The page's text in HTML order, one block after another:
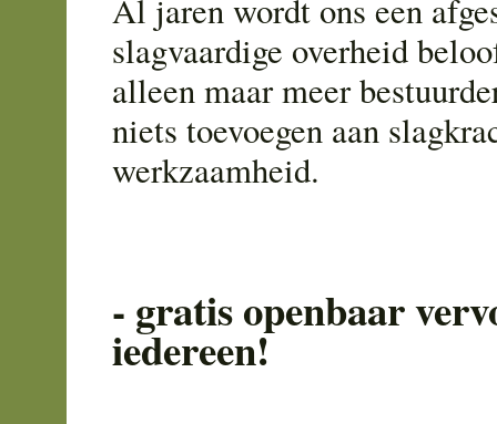
Al jaren wordt ons een
slagvaardige overheid
alleen maar meer
niets toevoegen aan
werkzaamheid.
- gratis openbaar
iedereen!